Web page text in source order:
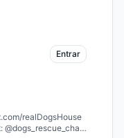
Entrar
realDogsHouse